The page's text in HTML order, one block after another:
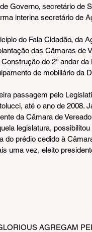
Governo, secretário de
interina secretário de
do Fala Cidadão, da
das Câmaras de
do 2º andar da
de mobiliário da
passagem pelo
até o ano de 2008.
da Câmara de
legislatura,
do prédio cedido à
uma vez, eleito
AGREGAM